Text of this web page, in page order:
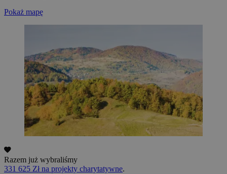
Pokaż mapę
Razem już wybraliśmy
331 625 Zł na projekty charytatywne.